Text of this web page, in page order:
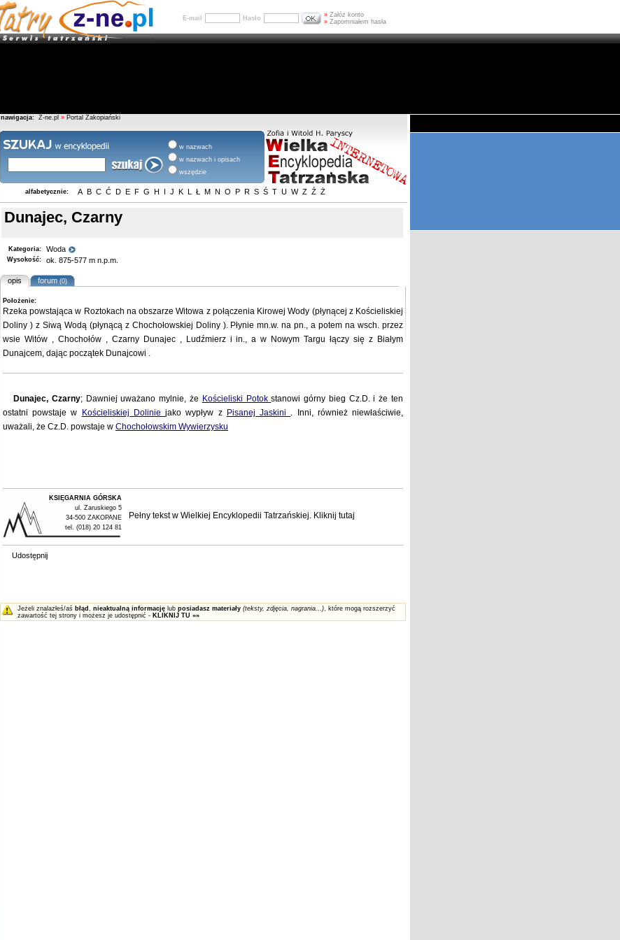
E-mail Hasło » Załóż konto
» Zapomniałem hasła
nawigacja: Z-ne.pl » Portal Zakopiański
w nazwach
w nazwach i opisach
wszędzie
alfabetycznie: A B C Ć D E F G H I J K L Ł M N O P R S Ś T U W Z Ź Ż
Dunajec, Czarny
Kategoria: Woda
Wysokość: ok. 875-577 m n.p.m.
opis forum(0)
Położenie:
Rzeka powstająca w Roztokach na obszarzeWitowa z połączenia Kirowej Wody (płynącej z Kościeliskiej
Doliny ) z Siwą Wodą (płynącą z Chochołowskiej Doliny ). Płynie mn.w. na pn., a potem na wsch. przez
wsie Witów , Chochołów , Czarny Dunajec , Ludźmierz i in., a w Nowym Targu łączy się z Białym
Dunajcem, dając początek Dunajcowi .
Dunajec, Czarny; Dawniej uważano mylnie, że Kościeliski Potokstanowi górny bieg Cz.D. i że ten
ostatni powstaje w
Kościeliskiej Doliniejako wypływ z Pisanej Jaskini . Inni, również niewłaściwie,
uważali, że Cz.D. powstaje w Chochołowskim Wywierzysku
KSIĘGARNIA GÓRSKA
ul. Zaruskiego 5
34-500 ZAKOPANE
tel. (018) 20 124 81
Pełny tekst w Wielkiej Encyklopedii Tatrzańskiej. Kliknij tutaj
Udostępnij
Jeżeli znalazłeś/aś błąd , nieaktualną informację lub posiadasz materiały (teksty, zdjęcia, nagrania...), które mogą rozszerzyć
zawartość tej strony i możesz je udostępnić - KLIKNIJ TU »»